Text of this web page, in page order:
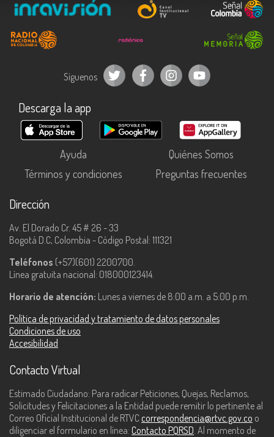
Síguenos
Descarga la app
Ayuda
Quiénes Somos
Términos y condiciones
Preguntas frecuentes
Dirección
Av. El Dorado Cr. 45 # 26 - 33
Bogotá D.C, Colombia - Código Postal: 111321
Teléfonos (+57)(601) 2200700.
Línea gratuita nacional: 018000123414.
Horario de atención: Lunes a viernes de 8:00 a.m. a 5:00 p.m.
Política de privacidad y tratamiento de datos personales
Condiciones de uso
Accesibilidad
Contacto Virtual
Estimado Ciudadano: Para radicar Peticiones, Quejas, Reclamos,
Solicitudes y Felicitaciones a la Entidad puede remitir lo pertinente al
Correo Oficial Institucional de RTVC correspondencia@rtvc.gov.co o
diligenciar el formulario en línea: Contacto PQRSD. Al momento de